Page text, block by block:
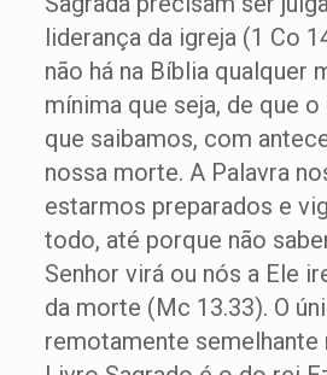
liderança da igreja (1 Co
não há na Bíblia qualquer
mínima que seja, de que
que saibamos, com
nossa morte. A Palavra
estarmos preparados e
todo, até porque não
Senhor virá ou nós a Ele
da morte (Mc 13.33). O
remotamente semelhante